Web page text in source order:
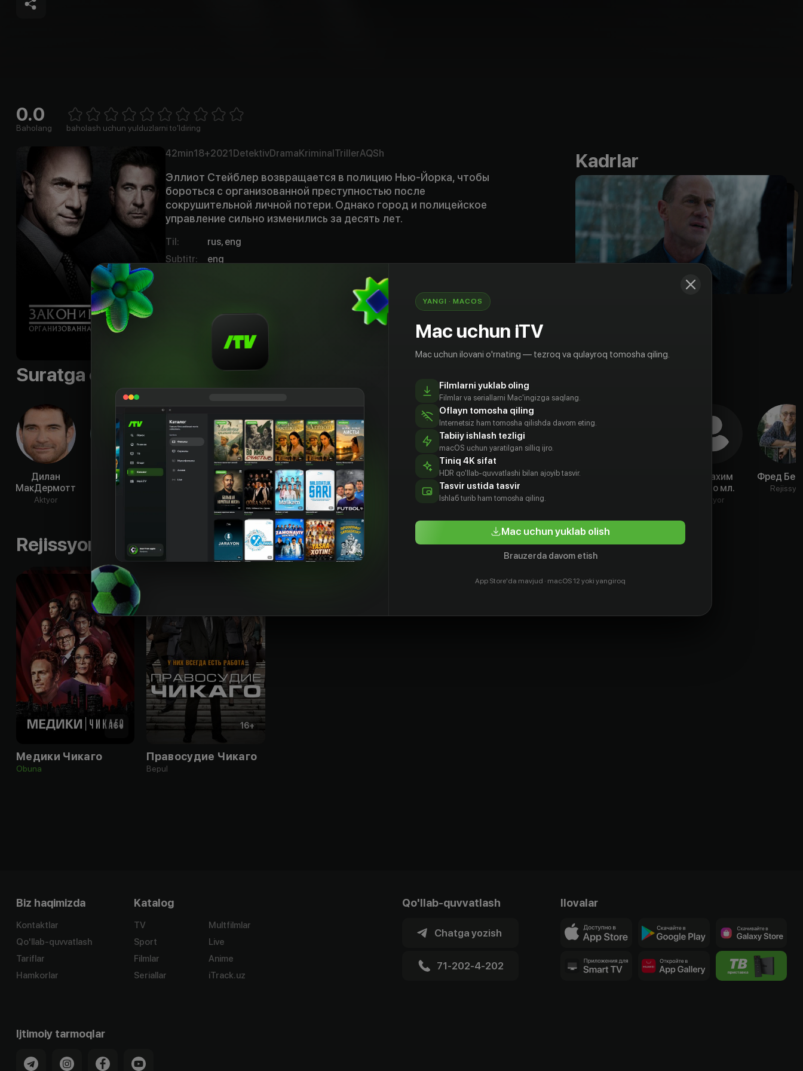
0.0
Baholang 1 Star2 Stars3 Stars4 Stars5 Stars6 Stars7 Stars8 Stars
baholash uchun yulduzlarni to'ldiring
42min18+2021DetektivDramaKriminalTrillerAQSh
Эллиот Стейблер возвращается в полицию Нью-Йорка, чтобы
бороться с организованной преступностью после
сокрушительной личной потери. Однако город и полицейское
управление сильно изменились за десять лет.
Til:
rus, eng
Subtitr:
eng
Kadrlar
Suratga olish guruhi
Дилан
МакДермотт
Aktyor
Кристофер
Мелони
Тамара
Майкл
Ривера
Aktyor
Эри Бэркэн
Aktyor
Браудер
Маришка
Харгитей
Aktyor
Даниэль
Ибрахим
Ренно мл.
Aktyor
Фред
Rejissyor
Rejissyorning boshqa ishlari
16+
Медики Чикаго
Obuna
16+
Правосудие Чикаго
Bepul
Biz haqimizda
Kontaktlar
Qo'llab-quvvatlash
Tariflar
Hamkorlar
Katalog
TV
Sport
Filmlar
Seriallar
Multfilmlar
Live
Anime
iTrack.uz
Qo'llab-quvvatlash
Chatga yozish
71-202-4-202
Ilovalar
Ijtimoiy tarmoqlar
YANGI · MACOS
Mac uchun iTV
Mac uchun ilovani o'rnating — tezroq va qulayroq tomosha qiling.
Filmlarni yuklab oling
Filmlar va seriallarni Mac'ingizga saqlang.
Oflayn tomosha qiling
Internetsiz ham tomosha qilishda davom eting.
Tabiiy ishlash tezligi
macOS uchun yaratilgan silliq ijro.
Tiniq 4K sifat
HDR qo'llab-quvvatlashi bilan ajoyib tasvir.
Tasvir ustida tasvir
Ishlаб turib ham tomosha qiling.
Mac uchun yuklab olish
Brauzerda davom etish
App Store'da mavjud · macOS 12 yoki yangiroq